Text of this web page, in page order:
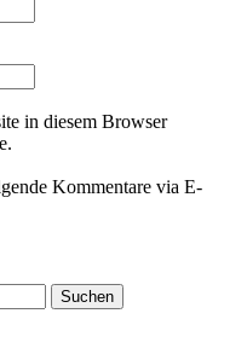
in diesem Browser
Kommentare via E-